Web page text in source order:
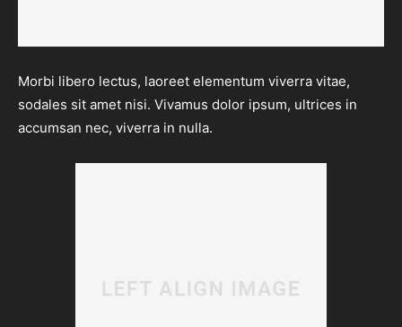
Morbi libero lectus, laoreet elementum viverra vitae,
sodales sit amet nisi. Vivamus dolor ipsum, ultrices in
accumsan nec, viverra in nulla.